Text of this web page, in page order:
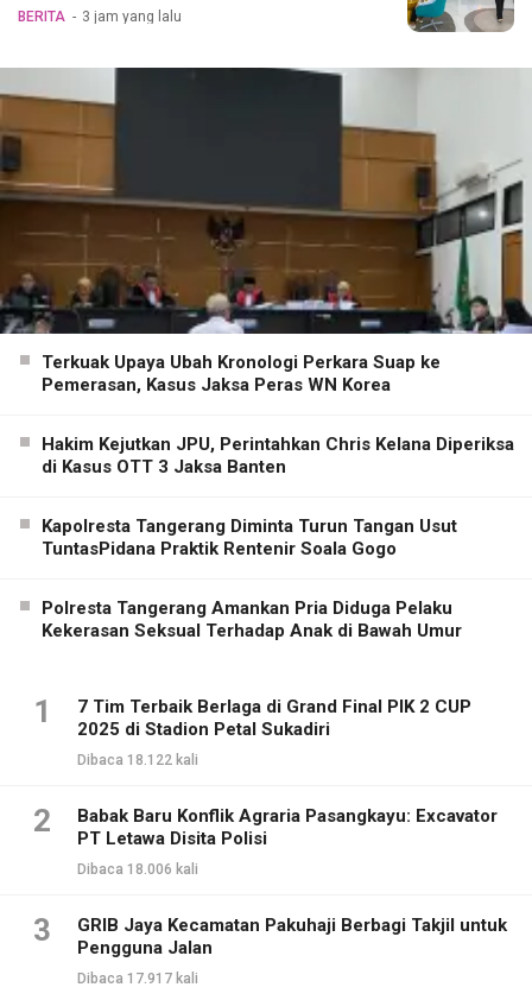
BERITA 3 jam yang lalu
Terkuak Upaya Ubah Kronologi Perkara Suap ke
Pemerasan, Kasus Jaksa Peras WN Korea
Hakim Kejutkan JPU, Perintahkan Chris Kelana Diperiksa
di Kasus OTT 3 Jaksa Banten
Kapolresta Tangerang Diminta Turun Tangan Usut
TuntasPidana Praktik Rentenir Soala Gogo
Polresta Tangerang Amankan Pria Diduga Pelaku
Kekerasan Seksual Terhadap Anak di Bawah Umur
1
7 Tim Terbaik Berlaga di Grand Final PIK 2 CUP
2025 di Stadion Petal Sukadiri
Dibaca 18.122 kali
2
Babak Baru Konflik Agraria Pasangkayu: Excavator
PT Letawa Disita Polisi
Dibaca 18.006 kali
3
GRIB Jaya Kecamatan Pakuhaji Berbagi Takjil untuk
Pengguna Jalan
Dibaca 17.917 kali